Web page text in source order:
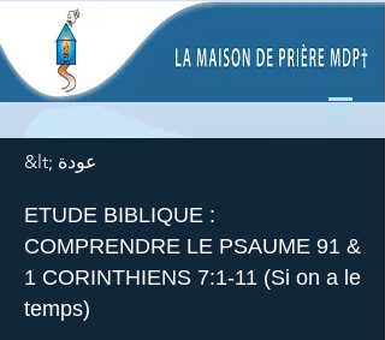
&lt; عودة
ETUDE BIBLIQUE :
COMPRENDRE LE PSAUME 91 &
1 CORINTHIENS 7:1-11 (Si on a le
temps)